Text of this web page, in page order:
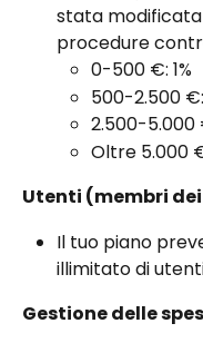
stata
procedure
0-500 €: 1%
500-2.500 €:
2.500-5.000
Oltre 5.000
Utenti (membri
Il tuo piano
illimitato di
Gestione delle